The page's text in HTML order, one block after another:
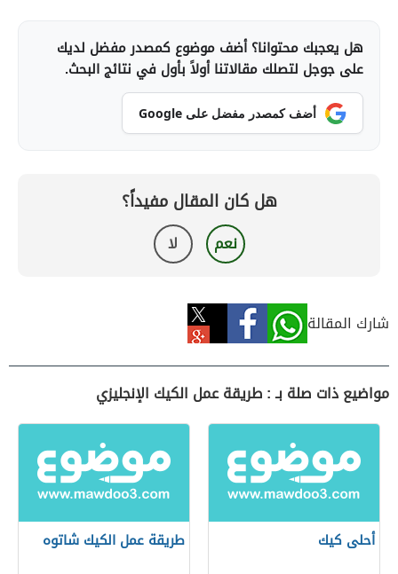
هل يعجبك محتوانا؟ أضف موضوع كمصدر مفضل لديك
على جوجل لتصلك مقالاتنا أولاً بأول في نتائج البحث.
أضف كمصدر مفضل على Google
هل كان المقال مفيداً؟
نعم لا
شارك المقالة
مواضيع ذات صلة بـ : طريقة عمل الكيك الإنجليزي
أحلى كيك طريقة عمل الكيك شاتوه